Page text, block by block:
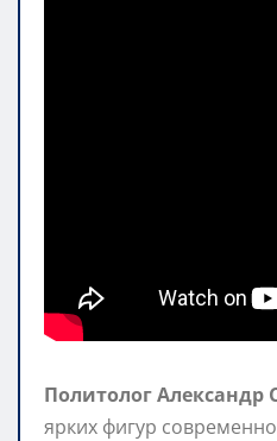
Политолог Александр
ярких фигур